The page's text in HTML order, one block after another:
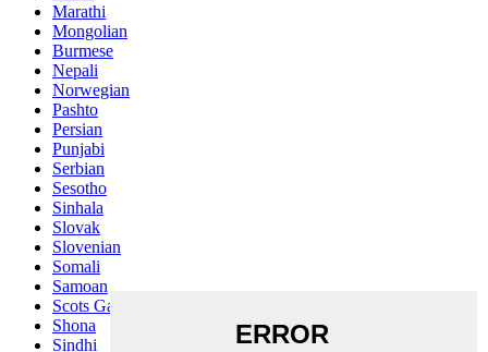
Marathi
Mongolian
Burmese
Nepali
Norwegian
Pashto
Persian
Punjabi
Serbian
Sesotho
Sinhala
Slovak
Slovenian
Somali
Samoan
Scots Gaelic
Shona
Sindhi